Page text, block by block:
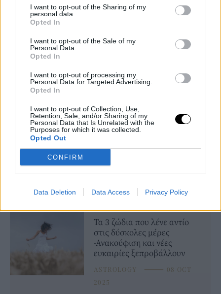
I want to opt-out of the Sharing of my
personal data.
Opted In
I want to opt-out of the Sale of my
Personal Data.
Opted In
I want to opt-out of processing my
Personal Data for Targeted Advertising.
Opted In
I want to opt-out of Collection, Use,
Retention, Sale, and/or Sharing of my
Personal Data that Is Unrelated with the
Purposes for which it was collected.
Opted Out
CONFIRM
Data Deletion Data Access Privacy Policy
μία κρίσιμη φάση μέσα στον
Οκτώβριο-Θα δουν την ζωή
ASTROLOGY
11 OCT
2025
LIVING
Το 2026 φέρνει τύχη,
αλλαγές και ευκαιρίες -Τα
δύο τυχερά ζώδια που θα
ASTROLOGY ⸻10 OCT
Τα 3 ζώδια που λένε αντίο
στις δύσκολες μέρες
-Ανακούφιση και νέες
ευκαιρίες ξεπροβάλλουν
ASTROLOGY ⸻ 08 OCT
2025